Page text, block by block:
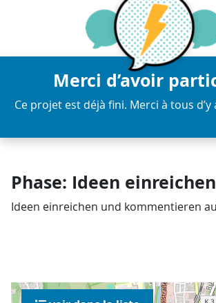
Merci d’avoir
Ce projet est déjà fini. Merci à tous
Phase: Ideen einreichen
Ideen einreichen und kommentieren